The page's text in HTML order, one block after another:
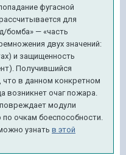
фугасной
для
бомба» — «часть
двух значений:
и защищенность
Получившийся
что в данном конкретном
возникнет очаг пожара.
модули
очкам боеспособности.
узнать в этой